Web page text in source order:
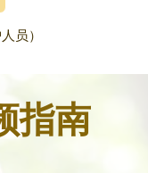
员）
指南